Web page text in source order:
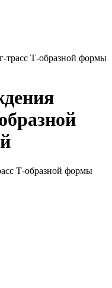
трасс Т-образной формы